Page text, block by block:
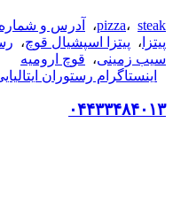
pizza، steak ، آدرس و
پیتزا ، پیتزا اسپشیال قوچ،
سیب زمینی، قوچ ارومیه
اینستاگرام رستوران
۰۴۴۳۳۴۸۴۰۱۳